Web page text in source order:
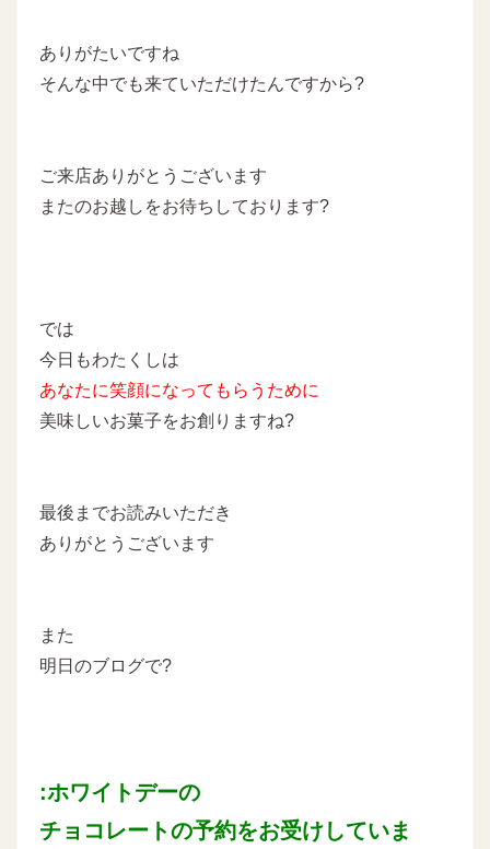
ありがたいですね
そんな中でも来ていただけたんですから?
ご来店ありがとうございます
またのお越しをお待ちしております?
では
今日もわたくしは
あなたに笑顔になってもらうために
美味しいお菓子をお創りますね?
最後までお読みいただき
ありがとうございます
また
明日のブログで?
:ホワイトデーの
チョコレートの予約をお受けしていま